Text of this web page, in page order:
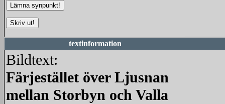
textinformation
Bildtext:
Färjestället över Ljusnan
mellan Storbyn och Valla